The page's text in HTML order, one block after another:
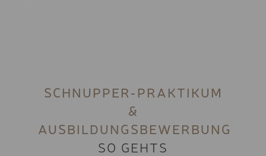
SCHNUPPER-PRAKTIKUM
&
AUSBILDUNGSBEWERBUNG
SO GEHTS